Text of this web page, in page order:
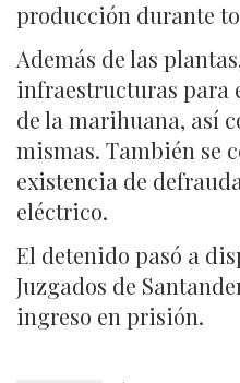
producción durante
Además de las
infraestructuras para
de la marihuana, así
mismas. También se
existencia de
eléctrico.
El detenido pasó a
Juzgados de
ingreso en prisión.